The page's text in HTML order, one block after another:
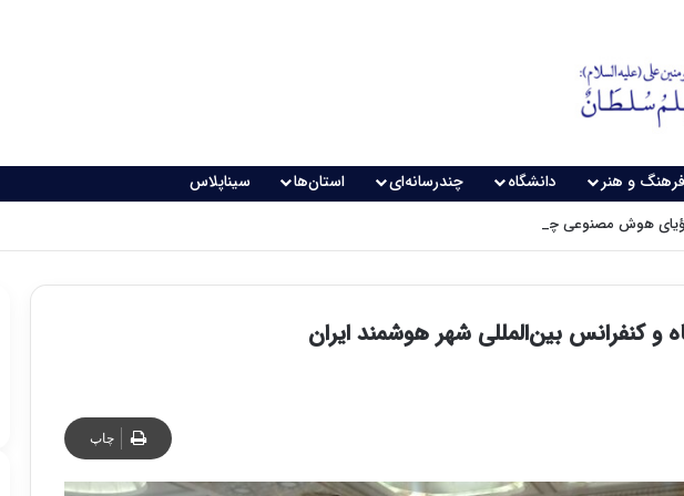
فرهنگ و هنر دانشگاه چندرسانه‌ای استان‌ها سیناپلاس
هوش مصنوعی چه زمانی واقعی می‌شود؟
و کنفرانس بین‌المللی شهر هوشمند ایران
چاپ